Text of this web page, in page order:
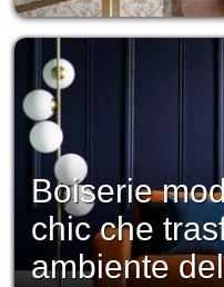
Boiserie
chic che
ambiente